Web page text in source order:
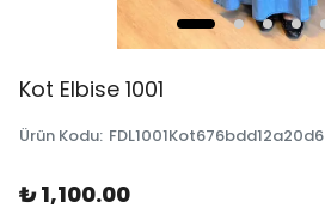
Kot Elbise 1001
Ürün Kodu: FDL1001Kot676bdd12a20d6
₺ 1,100.00